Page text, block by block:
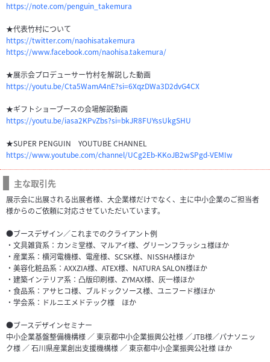
https://note.com/penguin_takemura
★代表竹村について
https://twitter.com/naohisatakemura
https://www.facebook.com/naohisa.takemura/
★展示会プロデューサー竹村を解説した動画
https://youtu.be/Cta5WamA4nE?si=6XqzDWa3D2dvG4CX
★ギフトショーブースの会場解説動画
https://youtu.be/iasa2KPvZbs?si=bkJR8FUYssUkgSHU
★SUPER PENGUIN YOUTUBE CHANNEL
https://www.youtube.com/channel/UCg2Eb-KKoJB2wSPgd-VEMIw
主な取引先
展示会に出展される出展者様、大企業様だけでなく、主に中小企業のご担当者
様からのご依頼に対応させていただいています。
●ブースデザイン／これまでのクライアント例
・文具雑貨系：カンミ堂様、マルアイ様、グリーンフラッシュ様ほか
・産業系：横河電機様、電産様、SCSK様、NISSHA様ほか
・美容化粧品系：AXXZIA様、ATEX様、NATURA SALON様ほか
・建築インテリア系：凸版印刷様、ZYMAX様、灰一様ほか
・食品系：アサヒコ様、ブルドックソース様、ユニフード様ほか
・学会系：ドルニエメドテック様 ほか
●ブースデザインセミナー
中小企業基盤整備機構様 ／ 東京都中小企業振興公社様 ／JTB様／パナソニッ
ク様 ／ 石川県産業創出支援機構様 ／ 東京都中小企業振興公社様 ほか